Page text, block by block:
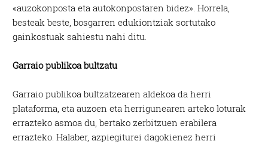
«auzokonposta eta autokonpostaren bidez». Horrela,
besteak beste, bosgarren edukiontziak sortutako
gainkostuak sahiestu nahi ditu.
Garraio publikoa bultzatu
Garraio publikoa bultzatzearen aldekoa da herri
plataforma, eta auzoen eta herrigunearen arteko loturak
errazteko asmoa du, bertako zerbitzuen erabilera
errazteko. Halaber, azpiegiturei dagokienez herri